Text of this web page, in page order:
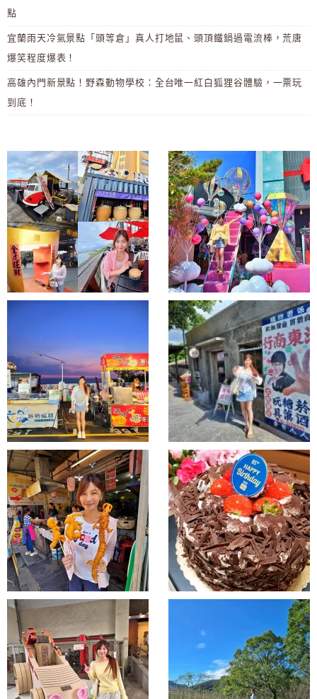
點
宜蘭雨天冷氣景點「頭等倉」真人打地鼠、頭頂鐵鍋過電流棒，荒唐
爆笑程度爆表！
高雄內門新景點！野森動物學校：全台唯一紅白狐狸谷體驗，一票玩
到底！